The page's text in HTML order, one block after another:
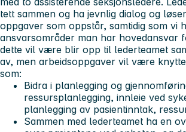
tett sammen og ha jevnlig dialog og
oppgaver som oppstår, samtidig som vi
ansvarsområder man har hovedansvar
dette vil være blir opp til lederteamet
av, men arbeidsoppgaver vil være
som:
Bidra i planlegging og
ressursplanlegging, innleie ved
planlegging av pasientinntak,
Sammen med lederteamet ha en